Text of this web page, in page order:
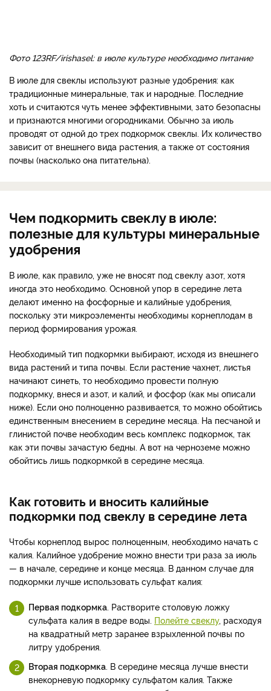
Фото 123RF/irishasel: в июле культуре необходимо питание
В июле для свеклы используют разные удобрения: как
традиционные минеральные, так и народные. Последние
хоть и считаются чуть менее эффективными, зато безопасны
и признаются многими огородниками. Обычно за июль
проводят от одной до трех подкормок свеклы. Их количество
зависит от внешнего вида растения, а также от состояния
почвы (насколько она питательна).
Чем подкормить свеклу в июле:
полезные для культуры минеральные
удобрения
В июле, как правило, уже не вносят под свеклу азот, хотя
иногда это необходимо. Основной упор в середине лета
делают именно на фосфорные и калийные удобрения,
поскольку эти микроэлементы необходимы корнеплодам в
период формирования урожая.
Необходимый тип подкормки выбирают, исходя из внешнего
вида растений и типа почвы. Если растение чахнет, листья
начинают синеть, то необходимо провести полную
подкормку, внеся и азот, и калий, и фосфор (как мы описали
ниже). Если оно полноценно развивается, то можно обойтись
единственным внесением в середине месяца. На песчаной и
глинистой почве необходим весь комплекс подкормок, так
как эти почвы зачастую бедны. А вот на черноземе можно
обойтись лишь подкормкой в середине месяца.
Как готовить и вносить калийные
подкормки под свеклу в середине лета
Чтобы корнеплод вырос полноценным, необходимо начать с
калия. Калийное удобрение можно внести три раза за июль
— в начале, середине и конце месяца. В данном случае для
подкормки лучше использовать сульфат калия:
Первая подкормка . Растворите столовую ложку
сульфата калия в ведре воды. Полейте свеклу, расходуя
на квадратный метр заранее взрыхленной почвы по
литру удобрения.
Вторая подкормка . В середине месяца лучше внести
внекорневую подкормку сульфатом калия. Также